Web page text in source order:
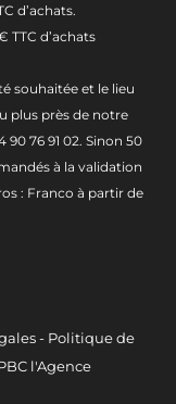
d’achats.
TTC d’achats
souhaitée et le lieu
plus près de notre
76 91 02. Sinon 50
à la validation
: Franco à partir de
- Politique de
l'Agence